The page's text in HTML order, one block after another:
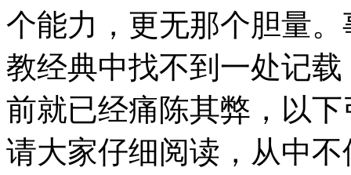
个能力，更无那个胆量
教经典中找不到一处记
前就已经痛陈其弊，以
请大家仔细阅读，从中